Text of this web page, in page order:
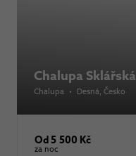
Chalupa Sklářská
Chalupa • Desná , Česko
Od 5 500 Kč
za noc